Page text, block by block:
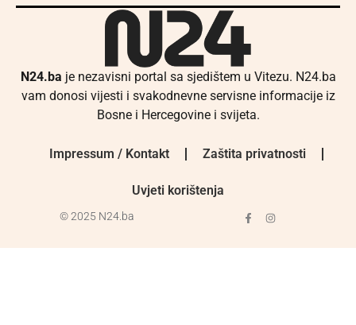
N24.ba je nezavisni portal sa sjedištem u Vitezu. N24.ba
vam donosi vijesti i svakodnevne servisne informacije iz
Bosne i Hercegovine i svijeta.
Impressum / Kontakt Zaštita privatnosti
Uvjeti korištenja
© 2025 N24.ba